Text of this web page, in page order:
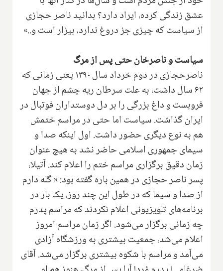
عشق زندگی کرده، ایراد دارد؟ بدانید ناصر حجازی
از سیاست که چیزی جز دروغ ندارد، بیزار است و..»
سیاست و ناصرخان حتی پس از مرگ
ناصرحجازی در دوم خرداد سال ۱۳۹۰ یعنی زمانی که
۶۲ سال داشت، به علت سرطان ریه چشم از جهان
فروبست و داغ بزرگی را بر دل دوستداران فوتبال در
ایران گذاشت. سیاست اما حتی در مراسم ختمش
هم به نوع دیگری حضور داشت. اول اینکه صدا و
سیمای جمهوری اسلامی حاضر نشد به هیچ عنوان
زمان دقیق برگزاری مراسم ختم را اعلام کند. آتیلا،
پسر ناصر حجازی در همین باره گفته بود: « گله دارم
از صدا و سیما كه در طول این چند روز، یک بار در
برنامه‌های تلویزیونی اعلام نكردند كه مراسم پدرم
چه زمانی برگزار می‌شود. اگر زمان مراسم امروز
اعلام می‌شد، جمعیت بیشتری به ورزشگاه آزادی
می‌آمد و مراسم با شكوه بیشتری برگزار می‌شد. آقای